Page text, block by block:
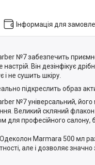
Інформація для
№7 забезпечить приємне
Він дезінфікує
не сушить шкіру.
підкреслить образ
№7 універсальний,
Великий скляний
для професійного салону,
Marmara 500 мл
але і дозволяє